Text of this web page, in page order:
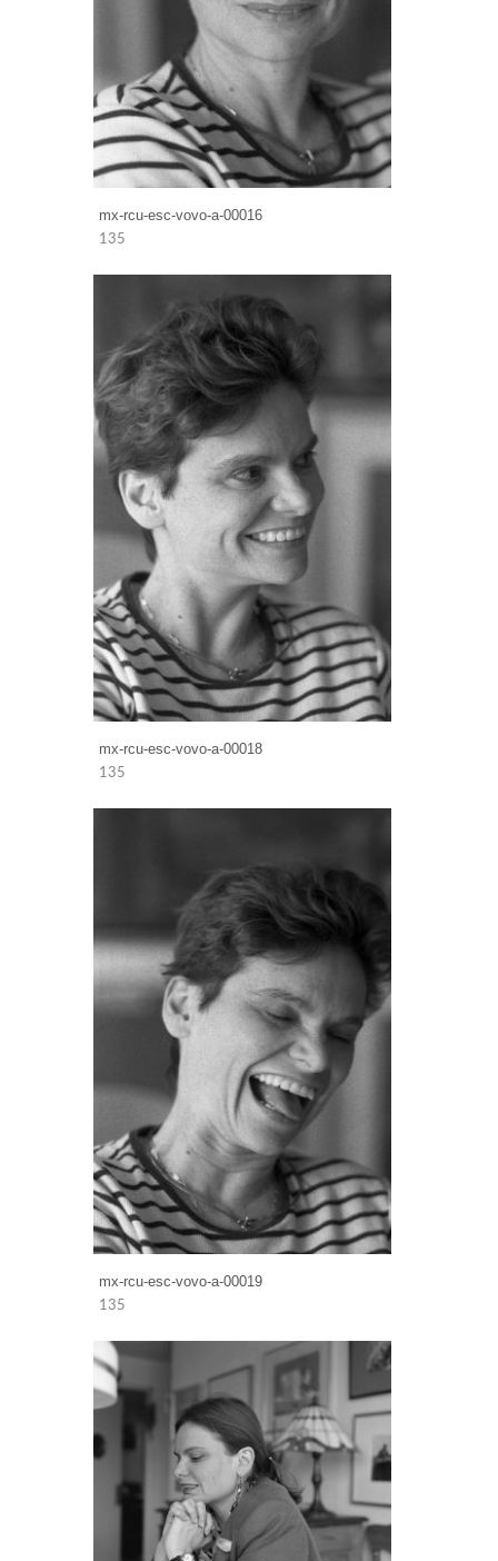
mx-rcu-esc-vovo-a-00016
135
mx-rcu-esc-vovo-a-00018
135
mx-rcu-esc-vovo-a-00019
135